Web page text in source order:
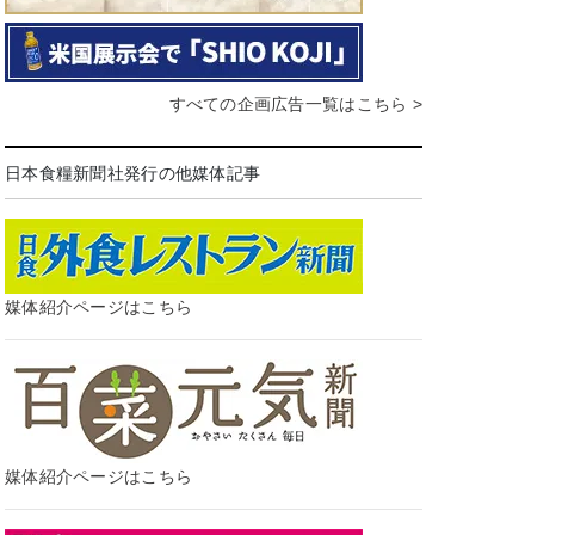
すべての企画広告一覧はこちら >
日本食糧新聞社発行の他媒体記事
媒体紹介ページはこちら
媒体紹介ページはこちら